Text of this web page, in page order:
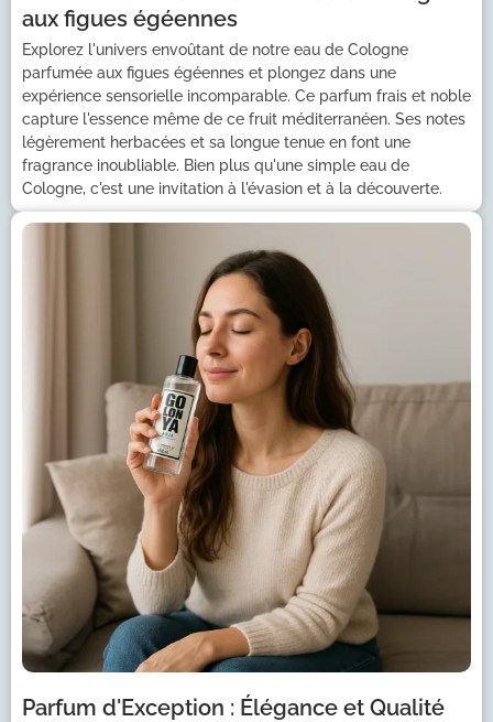
aux figues égéennes
Explorez l'univers envoûtant de notre eau de Cologne
parfumée aux figues égéennes et plongez dans une
expérience sensorielle incomparable. Ce parfum frais et noble
capture l'essence même de ce fruit méditerranéen. Ses notes
légèrement herbacées et sa longue tenue en font une
fragrance inoubliable. Bien plus qu'une simple eau de
Cologne, c'est une invitation à l'évasion et à la découverte.
Parfum d'Exception : Élégance et Qualité